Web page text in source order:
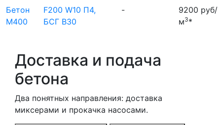
Бетон
М400
F200 W10 П4,
БСГ В30
-
9200 руб/
м3*
Доставка и подача
бетона
Два понятных направления: доставка
миксерами и прокачка насосами.